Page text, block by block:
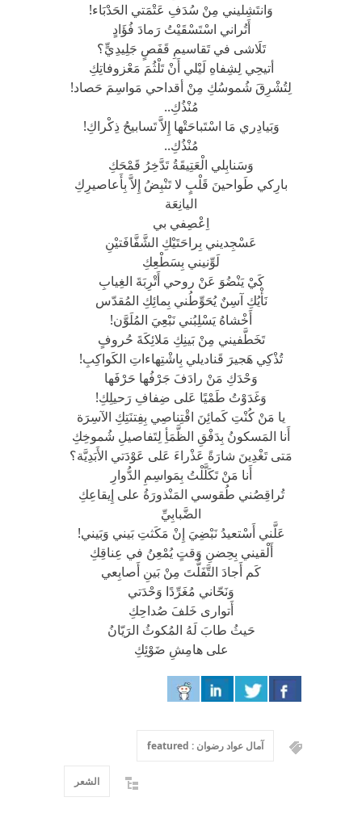
وَانتَشِليني مِنْ سُدَفِ عَتْمَتي الحَدْبَاء!
أَتُراني اسْتَسْقَيْتُ رَمادَ فُؤَادٍ
تَلَاشى في تَقاسيمِ قَفَصٍ جَلِيدِيٍّ؟
أتيحِي لِشِفاهِ لَيْلي أَنْ تَلْثُمَ مَعْزوفاتِكِ
لِتُشْرِقَ شُموسُكِ مِنْ أقداحي مَواسِمَ حَصاد!
مُنْذُكِ..
وَبَيادِري مَا اسْتَباحَتْها إِلاَّ تَسابيحُ ذِكْراكِ!
مُنْذُكِ..
وَسَنابِلي الْعَتِيقَةُ تَدَّخِرُ قَمْحَكِ
بارِكي طَواحينَ قَلْبٍ لا تَنْبِضُ إِلاَّ بِأَعاصيرِكِ
اليانِعَة
اِعْصِفي بي
عَسْجِديني بِراحَتَيْكِ الشَّفَّافَتيْنِ
لَوِّنيني بِسَطْعِكِ
كَيْ يَنْضُوَ عَنْ روحي أَتْرِبَةَ الغِيابِ
نَأْيُكِ آسِنٌ يُحَوِّطُني بِمائِكِ المُقدّس
أَخْشاهُ يَسْلِبُني نَبْعِيَ المُلَوَّن!
تَخَطَّفيني مِنْ بَينِكِ مَلائِكَةَ حُروفٍ
تُذْكِي هَجيرَ قَناديلي بِاشْتِهاءاتِ الكَواكِبِ!
وَحْدَكِ مَنْ رادَفَ جَرْفُها حَرْفَها
وَغَدَوْتُ طَمْيًا عَلى ضِفافِ رَحيلِكِ!
يا مَنْ كُنْتِ كَمائِنَ اقْتِناصِي بِفِتنَتِكِ الآسِرَة
أَنا المَسكونُ بِدَفْقِ الظَّمَأِ لِتَفاصيلِ شُموخِكِ
مَتى تَغْدِينَ شارَةً عَذْراءَ عَلى عَوْدَتي الأَبَدِيَّة؟
أَنا مَنْ تَكَلَّلْتُ بِمَواسِمِ الدُّوارِ
تُراقِصُني طُقوسي المَنْذورَةُ على إِيقاعِكِ
الضَّبابِيِّ
عَلَّني أَسْتعيدُ نَبْضِيَ إِنْ مَكَثتِ بَيني وَبَيني!
أَلْقيني بِحِضنِ وَقتٍ يُمْعِنُ في عِناقِكِ
كَم أَجادَ التَّفَلُّتَ مِنْ بَينِ أَصابِعي
وَنَحّاني مُغَرِّدًا وَحْدَتي
أَتوارى خَلفَ صُداحِكِ
حَيثُ طابَ لَهُ المُكوثُ الرَيّانُ
على هامِشِ ضَوْئِكِ
آمال عواد رضوان : featured
الشعر